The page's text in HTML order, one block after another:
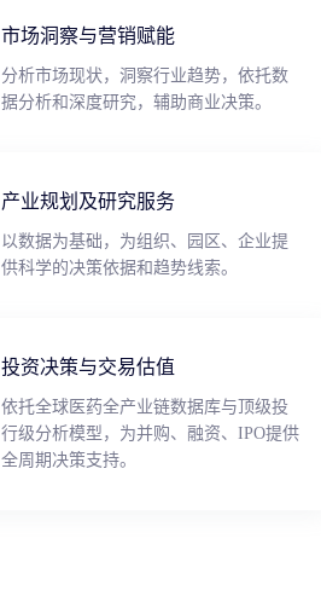
市场洞察与营销赋能
分析市场现状，洞察行业趋势，依托数
据分析和深度研究，辅助商业决策。
产业规划及研究服务
以数据为基础，为组织、园区、企业提
供科学的决策依据和趋势线索。
投资决策与交易估值
依托全球医药全产业链数据库与顶级投
行级分析模型，为并购、融资、IPO提供
全周期决策支持。